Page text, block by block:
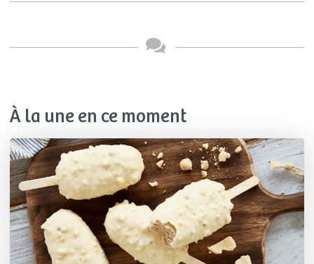
À la une en ce moment